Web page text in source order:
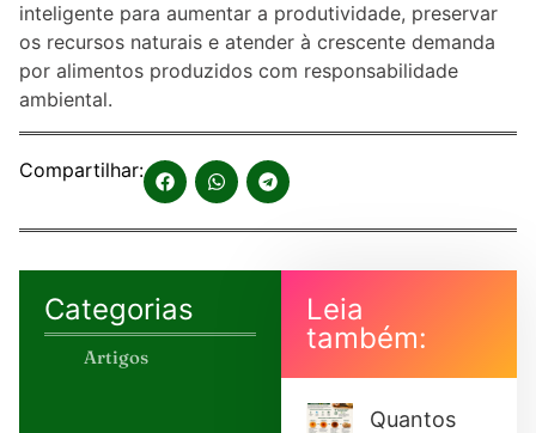
inteligente para aumentar a produtividade, preservar
os recursos naturais e atender à crescente demanda
por alimentos produzidos com responsabilidade
ambiental.
Compartilhar:
Categorias
Artigos
Leia
também:
Quantos